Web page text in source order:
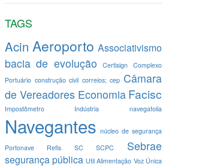
TAGS
Acin Aeroporto Associativismo
bacia de evolução Certisign Complexo
Portuário construção civil correios; cep Câmara
de Vereadores Economia Facisc
Impostômetro Indústria navegafolia
Navegantes núcleo de segurança
Portonave
Refis SC SCPC Sebrae
segurança pública Util Alimentação Voz Única